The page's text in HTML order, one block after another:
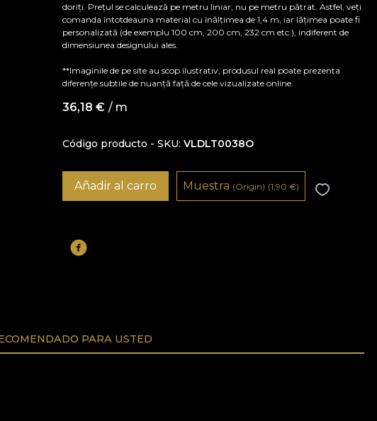
doriți. Prețul se calculează pe metru liniar, nu pe metru pătrat. Astfel, veți
comanda întotdeauna material cu înălțimea de 1,4 m, iar lățimea poate fi
personalizată (de exemplu 100 cm, 200 cm, 232 cm etc.), indiferent de
dimensiunea designului ales.
**Imaginile de pe site au scop ilustrativ, produsul real poate prezenta
diferențe subtile de nuanță față de cele vizualizate online.
36,18€ / m
Código producto - SKU VLDLT0038O
Añadir al carro Muestra (Origin) (1,90€)
PARA USTED